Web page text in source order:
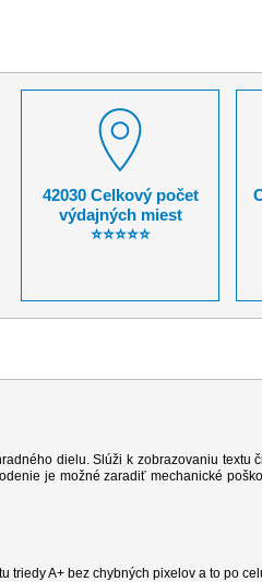
42030 Celkový počet
výdajných miest
⭐⭐⭐⭐⭐
dielu. Slúži k zobrazovaniu
je možné zaradiť mechanické
A+ bez chybných pixelov a to po